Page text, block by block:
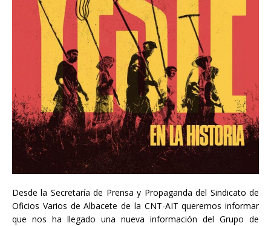
Desde la Secretaría de Prensa y Propaganda del Sindicato de
Oficios Varios de Albacete de la CNT-AIT queremos informar
que nos ha llegado una nueva información del Grupo de